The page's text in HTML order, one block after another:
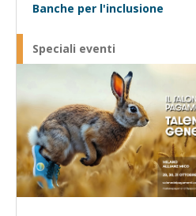
Banche per l'inclusione
Speciali eventi